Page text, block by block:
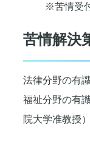
※苦情受
苦情解決
法律分野の有
福祉分野の有
院大学准教授）